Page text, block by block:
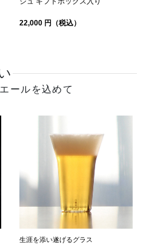
22,000 円（税込）
ールを込めて
生涯を添い遂げるグラス